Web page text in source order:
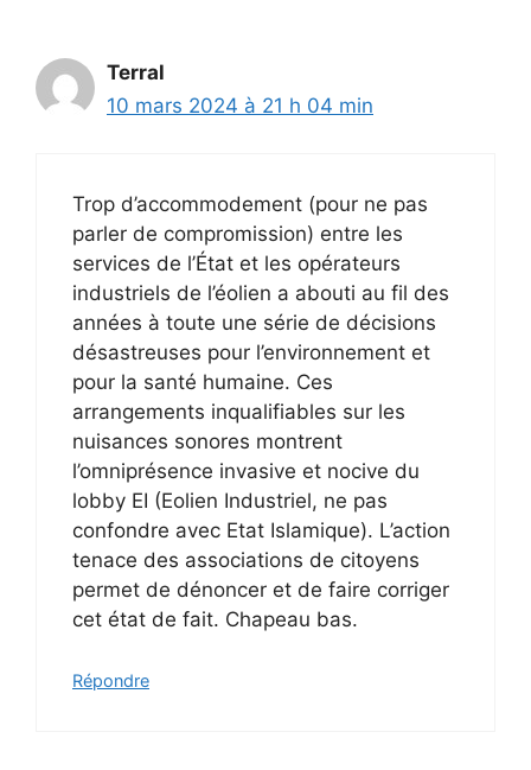
Terral
10 mars 2024 à 21 h 04 min
Trop d’accommodement (pour ne pas
parler de compromission) entre les
services de l’État et les opérateurs
industriels de l’éolien a abouti au fil des
années à toute une série de décisions
désastreuses pour l’environnement et
pour la santé humaine. Ces
arrangements inqualifiables sur les
nuisances sonores montrent
l’omniprésence invasive et nocive du
lobby EI (Eolien Industriel, ne pas
confondre avec Etat Islamique). L’action
tenace des associations de citoyens
permet de dénoncer et de faire corriger
cet état de fait. Chapeau bas.
Répondre